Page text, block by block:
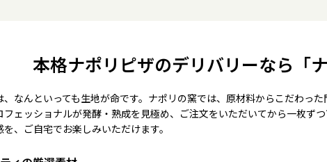
本格ナポリピザのデリバリーなら「ナ
なんといっても生地が命です。ナポリの窯では、原材料からこだわっ
ェッショナルが発酵・熟成を見極め、ご注文をいただいてから一枚ず
、ご自宅でお楽しみいただけます。